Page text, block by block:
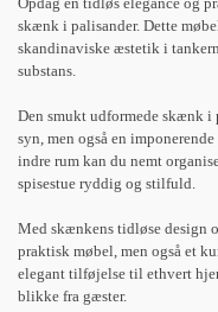
skænk i palisander. Dette
skandinaviske æstetik i
substans.
Den smukt udformede skænk
syn, men også en
indre rum kan du nemt
spisestue ryddig og stilfuld.
Med skænkens tidløse design
praktisk møbel, men også et
elegant tilføjelse til ethvert
blikke fra gæster.